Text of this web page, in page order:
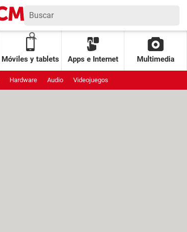
Móviles y tablets Apps e Internet Multimedia
Hardware Audio Videojuegos